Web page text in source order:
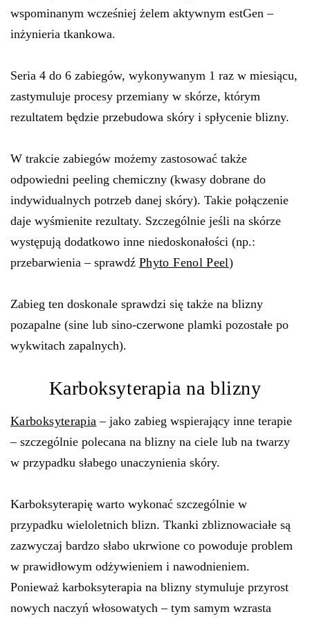
wspominanym wcześniej żelem aktywnym estGen –
inżynieria tkankowa.
Seria 4 do 6 zabiegów, wykonywanym 1 raz w miesiącu,
zastymuluje procesy przemiany w skórze, którym
rezultatem będzie przebudowa skóry i spłycenie blizny.
W trakcie zabiegów możemy zastosować także
odpowiedni peeling chemiczny (kwasy dobrane do
indywidualnych potrzeb danej skóry). Takie połączenie
daje wyśmienite rezultaty. Szczególnie jeśli na skórze
występują dodatkowo inne niedoskonałości (np.:
przebarwienia – sprawdź Phyto Fenol Peel)
Zabieg ten doskonale sprawdzi się także na blizny
pozapalne (sine lub sino-czerwone plamki pozostałe po
wykwitach zapalnych).
Karboksyterapia na blizny
Karboksyterapia – jako zabieg wspierający inne terapie
– szczególnie polecana na blizny na ciele lub na twarzy
w przypadku słabego unaczynienia skóry.
Karboksyterapię warto wykonać szczególnie w
przypadku wieloletnich blizn. Tkanki zbliznowaciałe są
zazwyczaj bardzo słabo ukrwione co powoduje problem
w prawidłowym odżywieniem i nawodnieniem.
Ponieważ karboksyterapia na blizny stymuluje przyrost
nowych naczyń włosowatych – tym samym wzrasta